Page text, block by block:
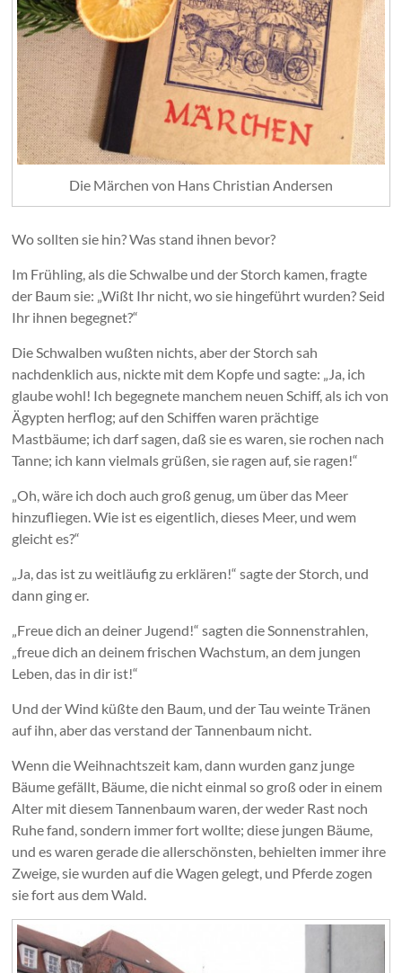
Die Märchen von Hans Christian Andersen
Wo sollten sie hin? Was stand ihnen bevor?
Im Frühling, als die Schwalbe und der Storch kamen, fragte
der Baum sie: „Wißt Ihr nicht, wo sie hingeführt wurden? Seid
Ihr ihnen begegnet?“
Die Schwalben wußten nichts, aber der Storch sah
nachdenklich aus, nickte mit dem Kopfe und sagte: „Ja, ich
glaube wohl! Ich begegnete manchem neuen Schiff, als ich von
Ägypten herflog; auf den Schiffen waren prächtige
Mastbäume; ich darf sagen, daß sie es waren, sie rochen nach
Tanne; ich kann vielmals grüßen, sie ragen auf, sie ragen!“
„Oh, wäre ich doch auch groß genug, um über das Meer
hinzufliegen. Wie ist es eigentlich, dieses Meer, und wem
gleicht es?“
„Ja, das ist zu weitläufig zu erklären!“ sagte der Storch, und
dann ging er.
„Freue dich an deiner Jugend!“ sagten die Sonnenstrahlen,
„freue dich an deinem frischen Wachstum, an dem jungen
Leben, das in dir ist!“
Und der Wind küßte den Baum, und der Tau weinte Tränen
auf ihn, aber das verstand der Tannenbaum nicht.
Wenn die Weihnachtszeit kam, dann wurden ganz junge
Bäume gefällt, Bäume, die nicht einmal so groß oder in einem
Alter mit diesem Tannenbaum waren, der weder Rast noch
Ruhe fand, sondern immer fort wollte; diese jungen Bäume,
und es waren gerade die allerschönsten, behielten immer ihre
Zweige, sie wurden auf die Wagen gelegt, und Pferde zogen
sie fort aus dem Wald.